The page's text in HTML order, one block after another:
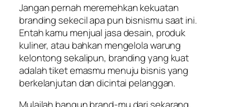
Jangan pernah meremehkan kekuatan
branding sekecil apa pun bisnismu saat ini.
Entah kamu menjual jasa desain, produk
kuliner, atau bahkan mengelola warung
kelontong sekalipun, brandingyang kuat
adalah tiket emasmu menuju bisnis yang
berkelanjutan dan dicintai pelanggan.